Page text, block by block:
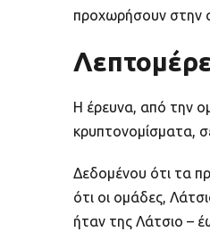
προχωρήσουν στην
Η έρευνα, από την
κρυπτονομίσματα,
Δεδομένου ότι τα
ότι οι ομάδες,
ήταν της Λάτσιο –